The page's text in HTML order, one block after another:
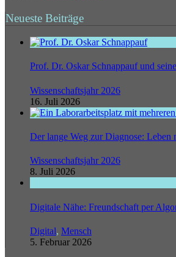
Neueste Beiträge
Prof. Dr. Oskar Schnappauf und
Wissenschaftsjahr 2026
16. Juli 2026
Der lange Weg zur Diagnose: Leben
Wissenschaftsjahr 2026
8. Juli 2026
Digitale Nähe: Freundschaft per
Digital, Mensch
5. Februar 2026